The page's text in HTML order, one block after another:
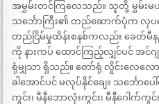
အမွှမ်းတင်ကြလေသည်။ သူတို့ မွှမ်း
သင်္ဘောကြီး၏ တည်ဆောက်ပုံက လှ
တည်ငြိမ်မှုထိန်းစနစ်ကလည်း ခေတ်မီန
ကို နားကပ် ထောင်ကြည့်လျှင်ပင် အင်
ရုံမျှသာ ရှိသည်။ တော်ရုံ လှိုင်းလေလေ
ခါအောင်ပင် မလုပ်နိုင်ချေ။ သင်္ဘောပ
ကွင်း၊ မီနီဘောလုံးကွင်း၊ မီနီဂေါက်ကွ